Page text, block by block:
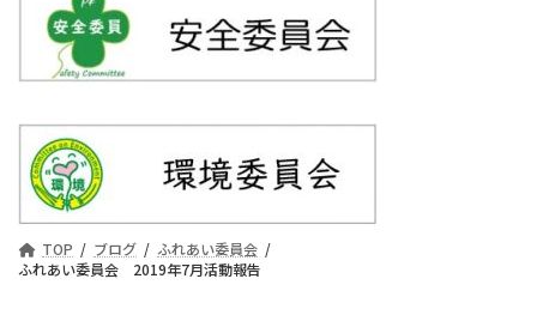
TOP ブログ
ふれあい委員会
ふれあい委員会 2019年7月活動報告